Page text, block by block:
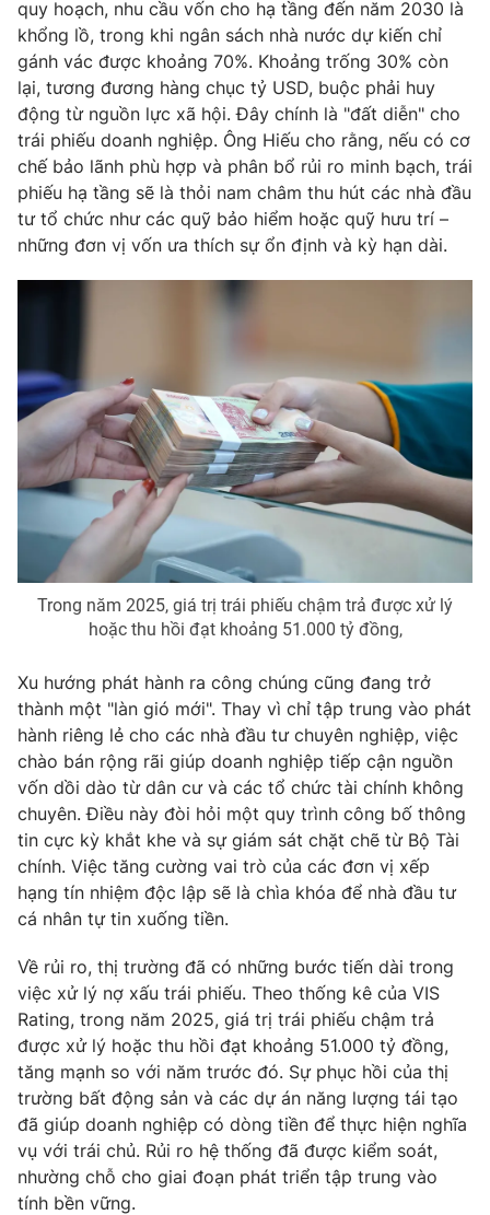
quy hoạch, nhu cầu vốn cho hạ tầng đến năm 2030 là
khổng lồ, trong khi ngân sách nhà nước dự kiến chỉ
gánh vác được khoảng 70%. Khoảng trống 30% còn
lại, tương đương hàng chục tỷ USD, buộc phải huy
động từ nguồn lực xã hội. Đây chính là "đất diễn" cho
trái phiếu doanh nghiệp. Ông Hiếu cho rằng, nếu có cơ
chế bảo lãnh phù hợp và phân bổ rủi ro minh bạch, trái
phiếu hạ tầng sẽ là thỏi nam châm thu hút các nhà đầu
tư tổ chức như các quỹ bảo hiểm hoặc quỹ hưu trí –
những đơn vị vốn ưa thích sự ổn định và kỳ hạn dài.
Trong năm 2025, giá trị trái phiếu chậm trả được xử lý
hoặc thu hồi đạt khoảng 51.000 tỷ đồng,
Xu hướng phát hành ra công chúng cũng đang trở
thành một "làn gió mới". Thay vì chỉ tập trung vào phát
hành riêng lẻ cho các nhà đầu tư chuyên nghiệp, việc
chào bán rộng rãi giúp doanh nghiệp tiếp cận nguồn
vốn dồi dào từ dân cư và các tổ chức tài chính không
chuyên. Điều này đòi hỏi một quy trình công bố thông
tin cực kỳ khắt khe và sự giám sát chặt chẽ từ Bộ Tài
chính. Việc tăng cường vai trò của các đơn vị xếp
hạng tín nhiệm độc lập sẽ là chìa khóa để nhà đầu tư
cá nhân tự tin xuống tiền.
Về rủi ro, thị trường đã có những bước tiến dài trong
việc xử lý nợ xấu trái phiếu. Theo thống kê của VIS
Rating, trong năm 2025, giá trị trái phiếu chậm trả
được xử lý hoặc thu hồi đạt khoảng 51.000 tỷ đồng,
tăng mạnh so với năm trước đó. Sự phục hồi của thị
trường bất động sản và các dự án năng lượng tái tạo
đã giúp doanh nghiệp có dòng tiền để thực hiện nghĩa
vụ với trái chủ. Rủi ro hệ thống đã được kiểm soát,
nhường chỗ cho giai đoạn phát triển tập trung vào
tính bền vững.